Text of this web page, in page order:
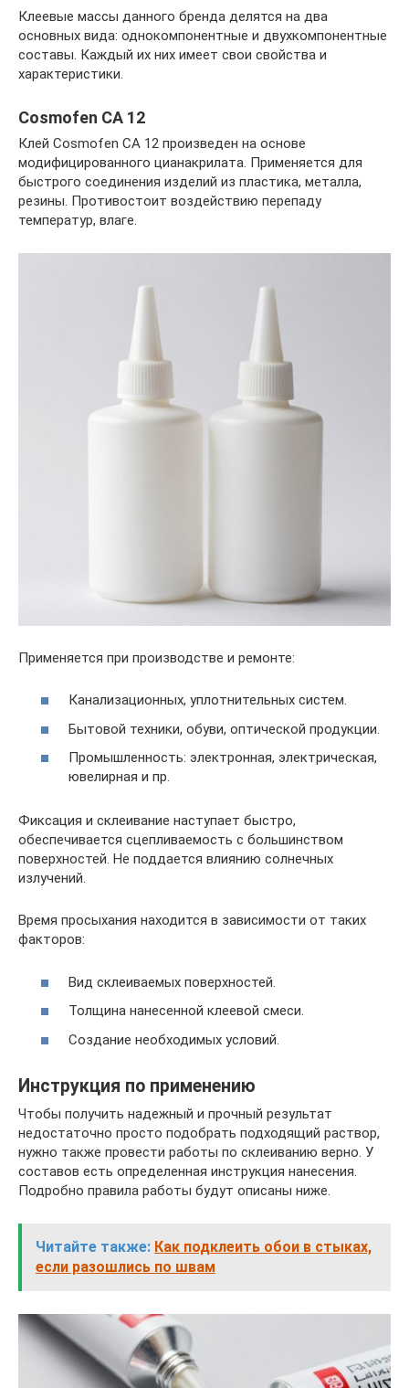
Клеевые массы данного бренда делятся на два
основных вида: однокомпонентные и двухкомпонентные
составы. Каждый их них имеет свои свойства и
характеристики.
Cosmofen CA 12
Клей Cosmofen CA 12 произведен на основе
модифицированного цианакрилата. Применяется для
быстрого соединения изделий из пластика, металла,
резины. Противостоит воздействию перепаду
температур, влаге.
Применяется при производстве и ремонте:
Канализационных, уплотнительных систем.
Бытовой техники, обуви, оптической продукции.
Промышленность: электронная, электрическая,
ювелирная и пр.
Фиксация и склеивание наступает быстро,
обеспечивается сцепливаемость с большинством
поверхностей. Не поддается влиянию солнечных
излучений.
Время просыхания находится в зависимости от таких
факторов:
Вид склеиваемых поверхностей.
Толщина нанесенной клеевой смеси.
Создание необходимых условий.
Инструкция по применению
Чтобы получить надежный и прочный результат
недостаточно просто подобрать подходящий раствор,
нужно также провести работы по склеиванию верно. У
составов есть определенная инструкция нанесения.
Подробно правила работы будут описаны ниже.
Читайте также: Как подклеить обои в стыках,
если разошлись по швам